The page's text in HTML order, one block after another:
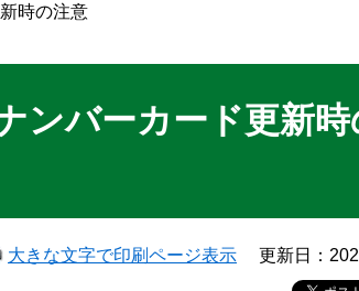
時の注意
ンバーカード更新時
大きな文字で印刷ページ表示 更新日：